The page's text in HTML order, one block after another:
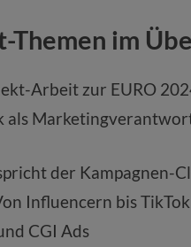
Themen im
Arbeit zur EURO
als
der Kampagnen-
Influencern bis TikTok
CGI Ads